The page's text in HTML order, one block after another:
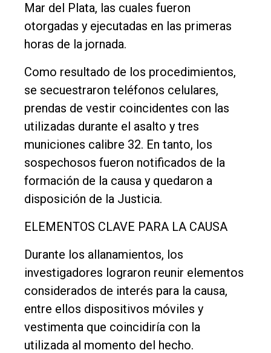
Mar del Plata, las cuales fueron
otorgadas y ejecutadas en las primeras
horas de la jornada.
Como resultado de los procedimientos,
se secuestraron teléfonos celulares,
prendas de vestir coincidentes con las
utilizadas durante el asalto y tres
municiones calibre 32. En tanto, los
sospechosos fueron notificados de la
formación de la causa y quedaron a
disposición de la Justicia.
ELEMENTOS CLAVE PARA LA CAUSA
Durante los allanamientos, los
investigadores lograron reunir elementos
considerados de interés para la causa,
entre ellos dispositivos móviles y
vestimenta que coincidiría con la
utilizada al momento del hecho.